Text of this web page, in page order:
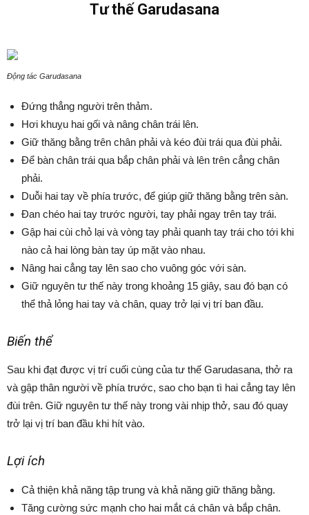
Tư thế Garudasana
Động tác Garudasana
Đứng thẳng người trên thảm.
Hơi khuỵu hai gối và nâng chân trái lên.
Giữ thăng bằng trên chân phải và kéo đùi trái qua đùi phải.
Để bàn chân trái qua bắp chân phải và lên trên cẳng chân
phải.
Duỗi hai tay về phía trước, để giúp giữ thăng bằng trên sàn.
Đan chéo hai tay trước người, tay phải ngay trên tay trái.
Gập hai cùi chỏ lại và vòng tay phải quanh tay trái cho tới khi
nào cả hai lòng bàn tay úp mặt vào nhau.
Nâng hai cẳng tay lên sao cho vuông góc với sàn.
Giữ nguyên tư thế này trong khoảng 15 giây, sau đó bạn có
thể thả lỏng hai tay và chân, quay trở lại vị trí ban đầu.
Biến thể
Sau khi đạt được vị trí cuối cùng của tư thế Garudasana, thở ra
và gập thân người về phía trước, sao cho bạn tì hai cẳng tay lên
đùi trên. Giữ nguyên tư thế này trong vài nhịp thở, sau đó quay
trở lại vị trí ban đầu khi hít vào.
Lợi ích
Cả thiện khả năng tập trung và khả năng giữ thăng bằng.
Tăng cường sức mạnh cho hai mắt cá chân và bắp chân.